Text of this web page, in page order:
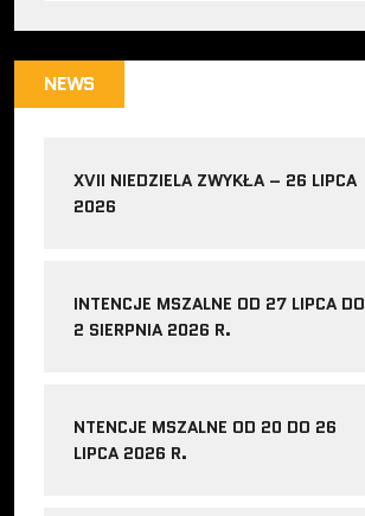
NEWS
XVII NIEDZIELA ZWYKŁA – 26 LIPCA
2026
INTENCJE MSZALNE OD 27 LIPCA DO
2 SIERPNIA 2026 R.
NTENCJE MSZALNE OD 20 DO 26
LIPCA 2026 R.